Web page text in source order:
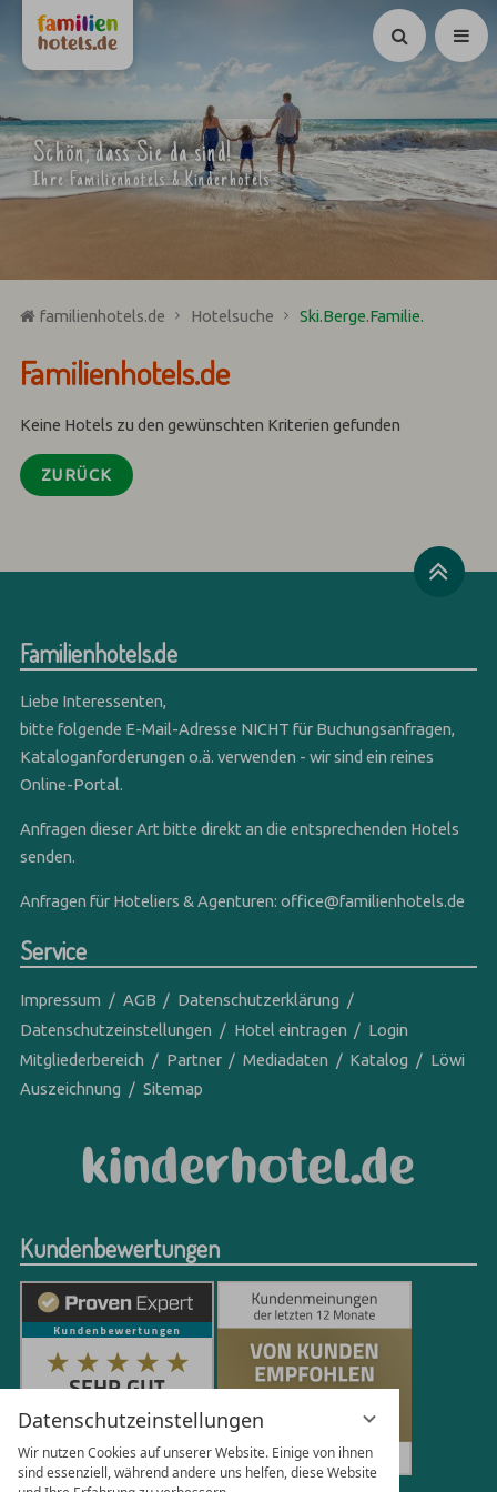
Datenschutzeinstellungen
Wir nutzen Cookies auf unserer Website. Einige von ihnen
sind essenziell, während andere uns helfen, diese Website
Suchen
Schön, dass Sie da sind!
Ihre Familienhotels & Kinderhotels
familienhotels.de Hotelsuche Ski.Berge.Familie.
Familienhotels.de
Keine Hotels zu den gewünschten Kriterien gefunden
ZURÜCK
Familienhotels.de
Liebe Interessenten,
bitte folgende E-Mail-Adresse NICHT für Buchungsanfragen,
Kataloganforderungen o.ä. verwenden - wir sind ein reines
Online-Portal.
Anfragen dieser Art bitte direkt an die entsprechenden Hotels
senden.
Anfragen für Hoteliers & Agenturen:office@familienhotels.de
Service
Impressum AGB
Datenschutzerklärung
Datenschutzeinstellungen
Hotel eintragen
Login
Mitgliederbereich
Partner Mediadaten Katalog
Löwi
Auszeichnung
Sitemap
Kundenbewertungen